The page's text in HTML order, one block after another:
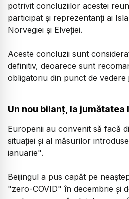
potrivit concluziilor acestei
participat şi reprezentanţi ai
Norvegiei şi Elveţiei.
Aceste concluzii sunt
definitiv, deoarece sunt
obligatoriu din punct de vedere
Un nou bilanț, la jumătatea
Europenii au convenit să facă
situaţiei şi al măsurilor
ianuarie".
Beijingul a pus capăt pe
"zero-COVID" în decembrie şi